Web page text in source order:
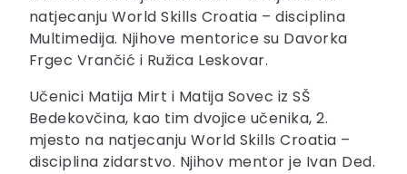
natjecanju World Skills Croatia – disciplina
Multimedija. Njihove mentorice su Davorka
Frgec Vrančić i Ružica Leskovar.
Učenici Matija Mirt i Matija Sovec iz SŠ
Bedekovčina, kao tim dvojice učenika, 2.
mjesto na natjecanju World Skills Croatia –
disciplina zidarstvo. Njihov mentor je Ivan Ded.